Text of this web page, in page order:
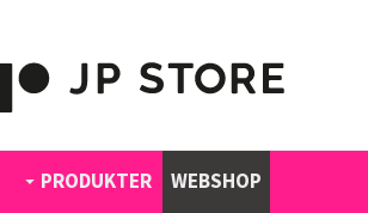
PRODUKTER WEBSHOP